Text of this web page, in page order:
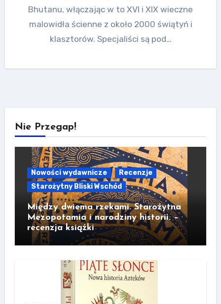
Bhutanu, włączając w to XVI i XIX wieczne
malowidła ścienne z około 2000 świątyń i
klasztorów. Specjaliści są pod…
Nie Przegap!
Nowości wydawnicze
Recenzje
Starożytny Bliski Wschód
Między dwiema rzekami. Starożytna
Mezopotamia i narodziny historii. –
recenzja książki